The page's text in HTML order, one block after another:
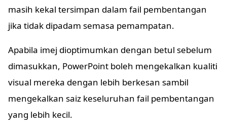
masih kekal tersimpan dalam fail pembentangan
jika tidak dipadam semasa pemampatan.
Apabila imej dioptimumkan dengan betul sebelum
dimasukkan, PowerPoint boleh mengekalkan kualiti
visual mereka dengan lebih berkesan sambil
mengekalkan saiz keseluruhan fail pembentangan
yang lebih kecil.